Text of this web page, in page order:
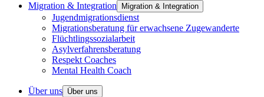
Migration & Integration
Migration & Integration
Jugendmigrationsdienst
Migrationsberatung für erwachsene Zugewanderte
Flüchtlingssozialarbeit
Asylverfahrensberatung
Respekt Coaches
Mental Health Coach
Über uns Über uns